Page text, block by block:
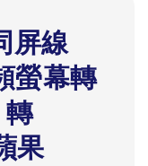
屏線
螢幕轉
果